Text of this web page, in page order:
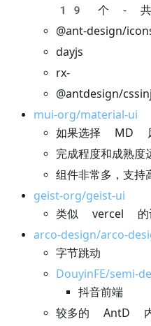
19 个 - 共
@ant-design/
dayjs
rx-
@antdesign/
mui-org/material-ui
如果选择 MD
完成程度和成熟
组件非常多，支持
geist-org/geist-ui
类似 vercel 的
arco-design/arco-
字节跳动
DouyinFE/semi-
抖音前端
较多的 AntD